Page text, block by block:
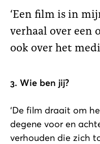
Een film is in
verhaal over een
ook over het
3. Wie ben jij?
‘De film draait om
degene voor en
verhouden die zich